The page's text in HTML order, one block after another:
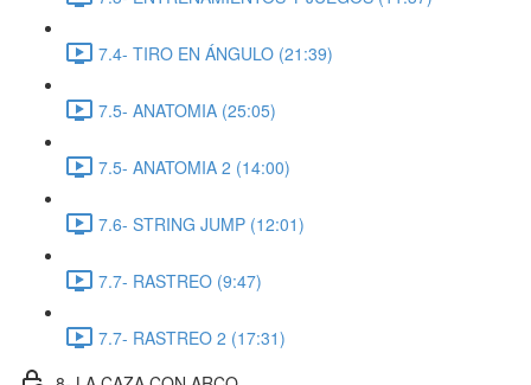
7.4- TIRO EN ÁNGULO (21:39)
7.5- ANATOMIA (25:05)
7.5- ANATOMIA 2 (14:00)
7.6- STRING JUMP (12:01)
7.7- RASTREO (9:47)
7.7- RASTREO 2 (17:31)